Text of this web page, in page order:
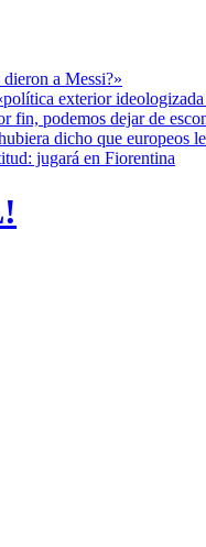
a Messi?»
exterior
fin, podemos dejar de
dicho que europeos
jugará en Fiorentina